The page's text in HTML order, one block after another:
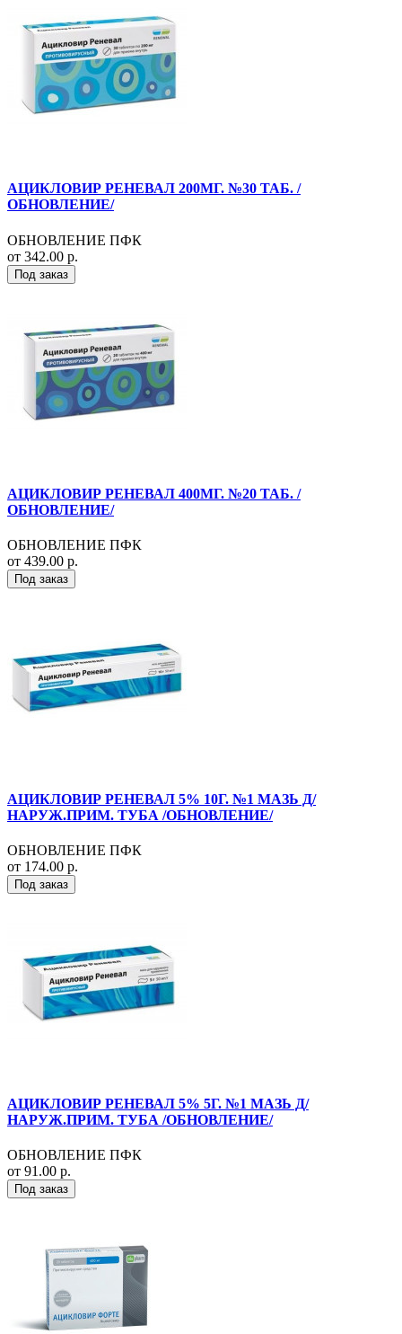
АЦИКЛОВИР РЕНЕВАЛ 200МГ. №30 ТАБ. /
ОБНОВЛЕНИЕ/
ОБНОВЛЕНИЕ ПФК
от 342.00 р.
Под заказ
АЦИКЛОВИР РЕНЕВАЛ 400МГ. №20 ТАБ. /
ОБНОВЛЕНИЕ/
ОБНОВЛЕНИЕ ПФК
от 439.00 р.
Под заказ
АЦИКЛОВИР РЕНЕВАЛ 5% 10Г. №1 МАЗЬ Д/
НАРУЖ.ПРИМ. ТУБА /ОБНОВЛЕНИЕ/
ОБНОВЛЕНИЕ ПФК
от 174.00 р.
Под заказ
АЦИКЛОВИР РЕНЕВАЛ 5% 5Г. №1 МАЗЬ Д/
НАРУЖ.ПРИМ. ТУБА /ОБНОВЛЕНИЕ/
ОБНОВЛЕНИЕ ПФК
от 91.00 р.
Под заказ